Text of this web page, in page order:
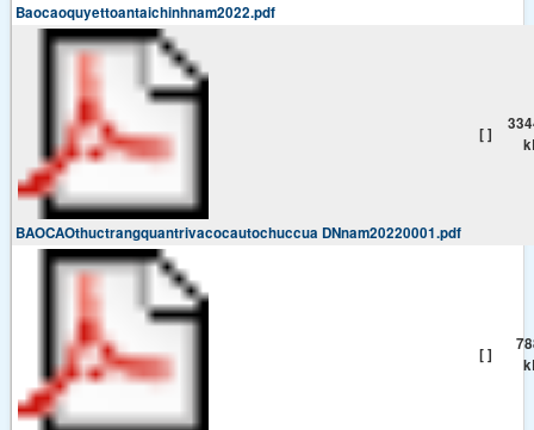
Baocaoquyettoantaichinhnam2022.pdf
BAOCAOthuctrangquantrivacocautochuccua DNnam20220001.pdf
[ ]
[ ]